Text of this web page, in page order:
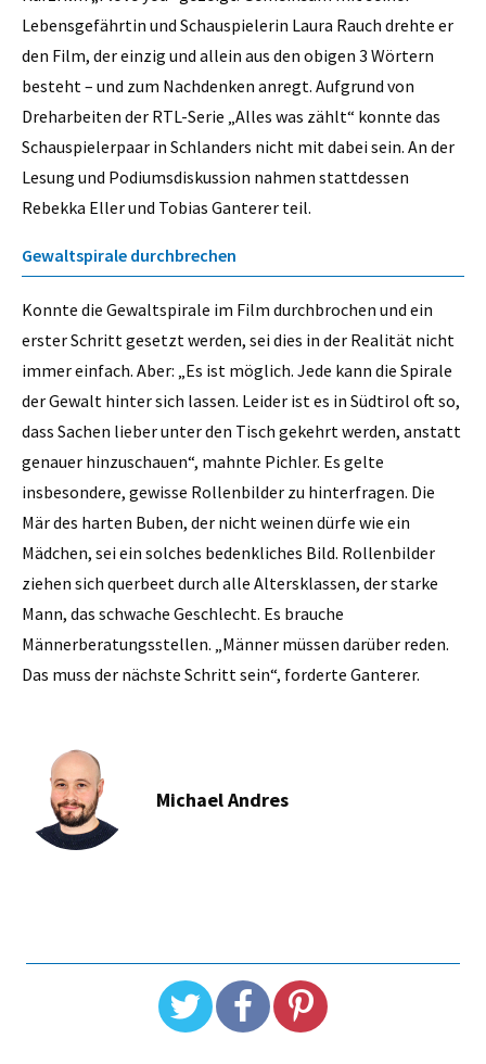
Lebensgefährtin und Schauspielerin Laura Rauch drehte er
den Film, der einzig und allein aus den obigen 3 Wörtern
besteht – und zum Nachdenken anregt. Aufgrund von
Dreharbeiten der RTL-Serie „Alles was zählt“ konnte das
Schauspielerpaar in Schlanders nicht mit dabei sein. An der
Lesung und Podiumsdiskussion nahmen stattdessen
Rebekka Eller und Tobias Ganterer teil.
Gewaltspirale durchbrechen
Konnte die Gewaltspirale im Film durchbrochen und ein
erster Schritt gesetzt werden, sei dies in der Realität nicht
immer einfach. Aber: „Es ist möglich. Jede kann die Spirale
der Gewalt hinter sich lassen. Leider ist es in Südtirol oft so,
dass Sachen lieber unter den Tisch gekehrt werden, anstatt
genauer hinzuschauen“, mahnte Pichler. Es gelte
insbesondere, gewisse Rollenbilder zu hinterfragen. Die
Mär des harten Buben, der nicht weinen dürfe wie ein
Mädchen, sei ein solches bedenkliches Bild. Rollenbilder
ziehen sich querbeet durch alle Altersklassen, der starke
Mann, das schwache Geschlecht. Es brauche
Männerberatungsstellen. „Männer müssen darüber reden.
Das muss der nächste Schritt sein“, forderte Ganterer.
Michael Andres